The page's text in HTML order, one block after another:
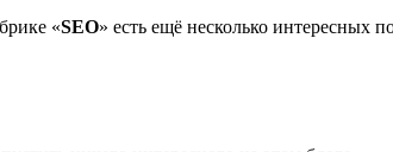
«SEO» есть ещё несколько интересных